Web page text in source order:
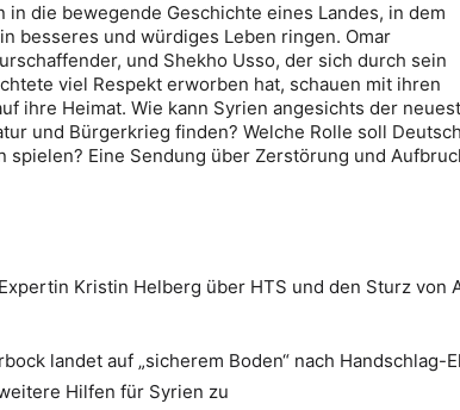
in die bewegende Geschichte eines Landes, in dem
besseres und würdiges Leben ringen. Omar
und Shekho Usso, der sich durch sein
viel Respekt erworben hat, schauen mit ihren
ihre Heimat. Wie kann Syrien angesichts der
und Bürgerkrieg finden? Welche Rolle soll
spielen? Eine Sendung über Zerstörung und
Kristin Helberg über HTS und den Sturz von
landet auf „sicherem Boden“ nach Handschlag-
Hilfen für Syrien zu